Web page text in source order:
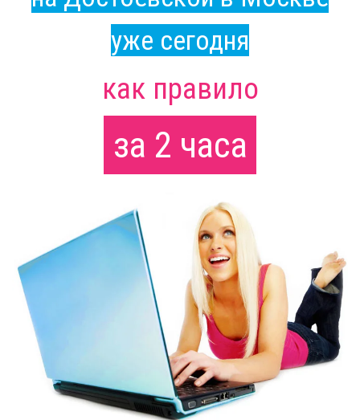
уже сегодня
как правило
за 2 часа